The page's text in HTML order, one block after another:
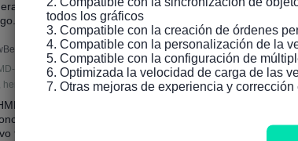
todos los gráficos
3. Compatible con la creación de órdenes
4. Compatible con la personalización de la
5. Compatible con la configuración de
6. Optimizada la velocidad de carga de las
7. Otras mejoras de experiencia y corrección